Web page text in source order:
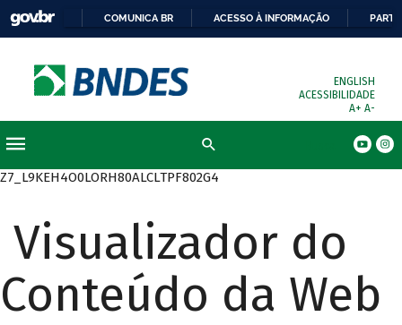
COMUNICA BR ACESSO À INFORMAÇÃO
ENGLISH
ACESSIBILIDADE
A+ A-
Z7_L9KEH4O0LORH80ALCLTPF802G4
Visualizador do
Conteúdo da Web